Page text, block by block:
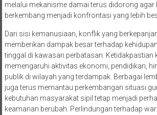
melalui mekanisme damai terus didorong agar
berkembang menjadi konfrontasi yang lebih
Dari sisi kemanusiaan, konflik yang
memberikan dampak besar terhadap
tinggal di kawasan perbatasan. Ketidakpastian
memengaruhi aktivitas ekonomi, pendidikan,
publik di wilayah yang terdampak. Berbagai
juga terus memantau perkembangan situasi
kebutuhan masyarakat sipil tetap menjadi
keamanan berubah. Perlindungan terhadap